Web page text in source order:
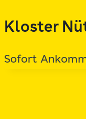
Inhalt
Kloster
Sofort